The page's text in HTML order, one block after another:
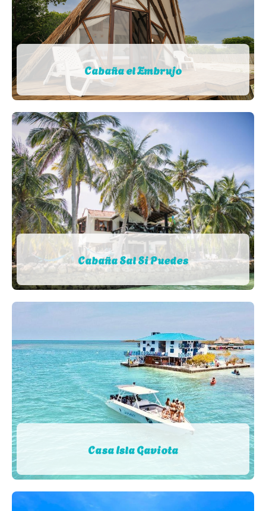
Cabaña el Embrujo
Cabaña Sal Si Puedes
Casa Isla Gaviota